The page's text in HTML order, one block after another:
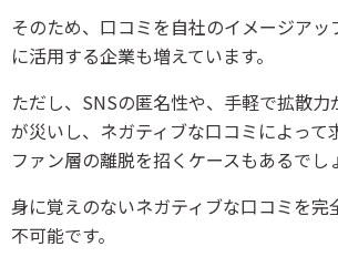
そのため、口コミを自社のイメージアッ
に活用する企業も増えています。
ただし、SNSの匿名性や、手軽で拡散
が災いし、ネガティブな口コミによって
ファン層の離脱を招くケースもあるでし
身に覚えのないネガティブな口コミを完
不可能です。